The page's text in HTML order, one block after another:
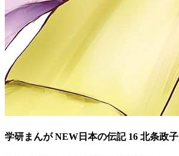
学研まんが NEW日本の伝記 16 北条政子